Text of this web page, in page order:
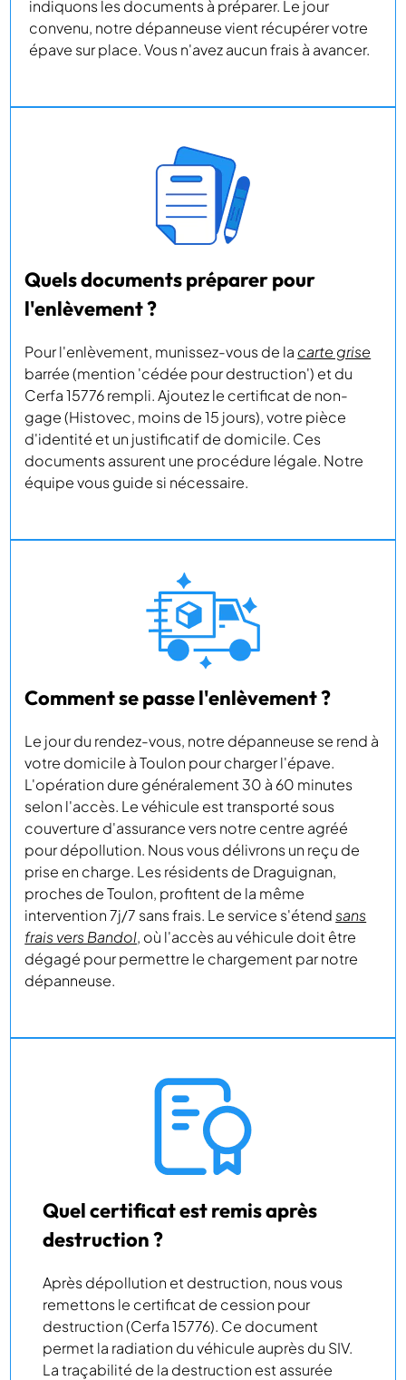
indiquons les documents à préparer. Le jour
convenu, notre dépanneuse vient récupérer votre
épave sur place. Vous n'avez aucun frais à avancer.
Quels documents préparer pour
l'enlèvement ?
Pour l'enlèvement, munissez-vous de la carte grise
barrée (mention 'cédée pour destruction') et du
Cerfa 15776 rempli. Ajoutez le certificat de non-
gage (Histovec, moins de 15 jours), votre pièce
d'identité et un justificatif de domicile. Ces
documents assurent une procédure légale. Notre
équipe vous guide si nécessaire.
Comment se passe l'enlèvement ?
Le jour du rendez-vous, notre dépanneuse se rend à
votre domicile à Toulon pour charger l'épave.
L'opération dure généralement 30 à 60 minutes
selon l'accès. Le véhicule est transporté sous
couverture d'assurance vers notre centre agréé
pour dépollution. Nous vous délivrons un reçu de
prise en charge. Les résidents de Draguignan,
proches de Toulon, profitent de la même
intervention 7j/7 sans frais. Le service s'étendsans
frais vers Bandol, où l'accès au véhicule doit être
dégagé pour permettre le chargement par notre
dépanneuse.
Quel certificat est remis après
destruction ?
Après dépollution et destruction, nous vous
remettons le certificat de cession pour
destruction (Cerfa 15776). Ce document
permet la radiation du véhicule auprès du SIV.
La traçabilité de la destruction est assurée